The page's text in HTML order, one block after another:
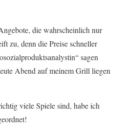
die wahrscheinlich nur
zu, denn die Preise schneller
sagen
Abend auf meinem Grill liegen
viele Spiele sind, habe ich